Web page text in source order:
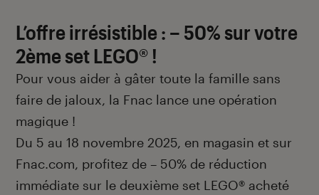
L’offre irrésistible : – 50% sur votre
2ème set LEGO® !
Pour vous aider à gâter toute la famille sans
faire de jaloux, la Fnac lance une opération
magique !
Du 5 au 18 novembre 2025, en magasin et sur
Fnac.com, profitez de – 50% de réduction
immédiate sur le deuxième set LEGO® acheté